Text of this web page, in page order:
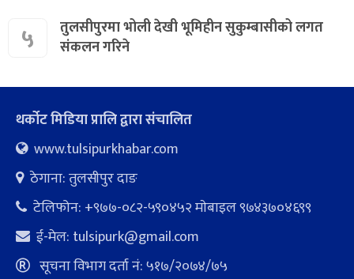
५
तुलसीपुरमा भोली देखी भूमिहीन सुकुम्बासीको लगत
संकलन गरिने
थर्कोट मिडिया प्रालि द्वारा संचालित
www.tulsipurkhabar.com
ठेगाना: तुलसीपुर दाङ
टेलिफोन: +९७७-०८२-५९०४५२ माेबाइल ९७४३७०४६९९
ई-मेल: tulsipurk@gmail.com
सूचना विभाग दर्ता नं: ५१७/२०७४/७५